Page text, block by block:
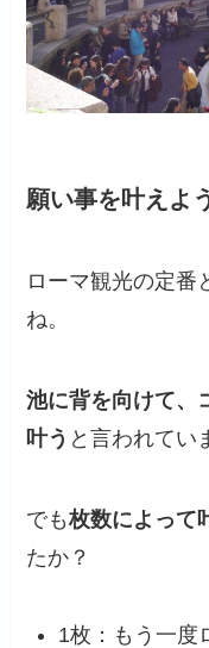
願い事を叶えよ
ローマ観光の定番
ね。
池に背を向けて、
叶う と言われてい
でも枚数によって
たか？
1枚：もう一度